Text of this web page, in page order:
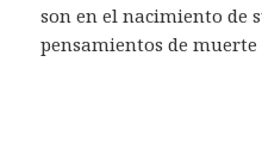
son en el nacimiento de
pensamientos de muerte